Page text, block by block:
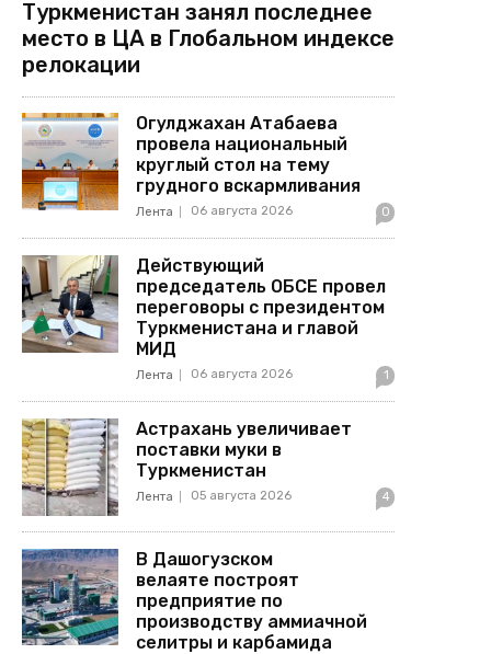
Туркменистан занял последнее
место в ЦА в Глобальном индексе
релокации
Огулджахан Атабаева
провела национальный
круглый стол на тему
грудного вскармливания
Лента 06 августа 2026 0
Действующий
председатель ОБСЕ провел
переговоры с президентом
Туркменистана и главой
МИД
Лента 06 августа 2026 1
Астрахань увеличивает
поставки муки в
Туркменистан
Лента 05 августа 2026 4
В Дашогузском
велаяте построят
предприятие по
производству аммиачной
селитры и карбамида